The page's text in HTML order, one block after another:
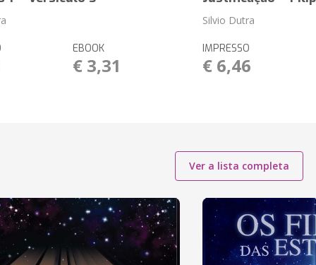
EBOOK
€ 3,31
Silvio Dutra
IMPRESSO
€ 6,46
Ver a lista completa